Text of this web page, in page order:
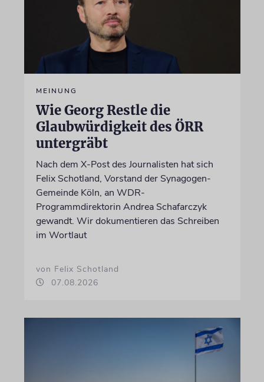
MEINUNG
Wie Georg Restle die
Glaubwürdigkeit des ÖRR
untergräbt
Nach dem X-Post des Journalisten hat sich
Felix Schotland, Vorstand der Synagogen-
Gemeinde Köln, an WDR-
Programmdirektorin Andrea Schafarczyk
gewandt. Wir dokumentieren das Schreiben
im Wortlaut
von Felix Schotland
07.08.2026